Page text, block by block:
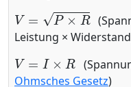
V= R
Leistung ×
V= R
Ohmsches Gesetz)